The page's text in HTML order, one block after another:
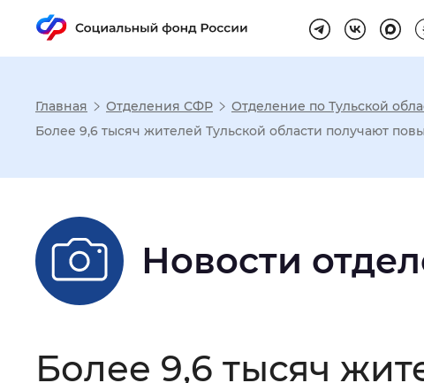
Настройка
Шрифт: Без засечек С
Главная Отделения СФР Отделение по Тульской
Более 9,6 тысяч жителей Тульской области получают
Новости
Более 9,6 тысяч